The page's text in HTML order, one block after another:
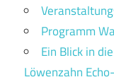
Programm
Ein Blick in
Löwenzahn